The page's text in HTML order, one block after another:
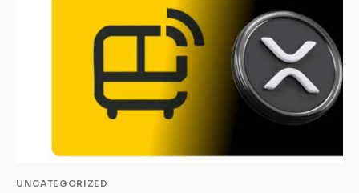
UNCATEGORIZED